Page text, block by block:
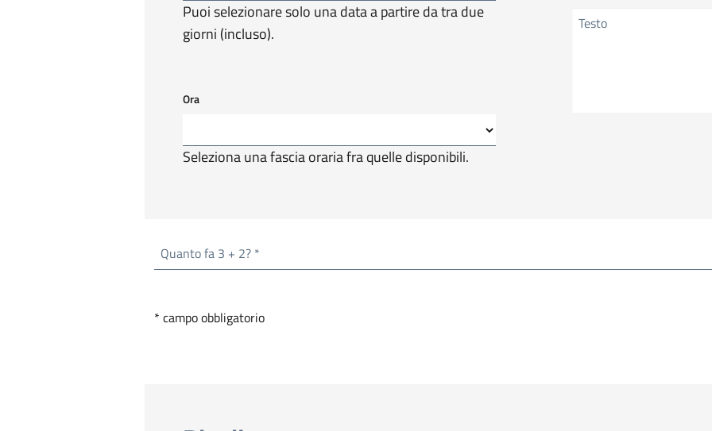
Puoi selezionare solo una data a partire da tra due
giorni (incluso).
Ora
Seleziona una fascia oraria fra quelle disponibili.
Testo
Quanto fa 3 + 2? *
* campo obbligatorio